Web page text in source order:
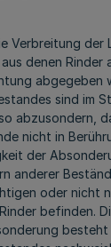
Verbreitung der
denen Rinder
abgegeben
sind im
abzusondern,
nicht in
der
anderer
oder nicht
befinden.
besteht